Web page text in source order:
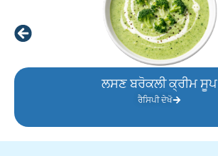
ਲਸਣ ਬਰੋਕਲੀ ਕ੍ਰੀਮ ਸੂਪ
ਰੈਸਿਪੀ ਦੇਖੋ